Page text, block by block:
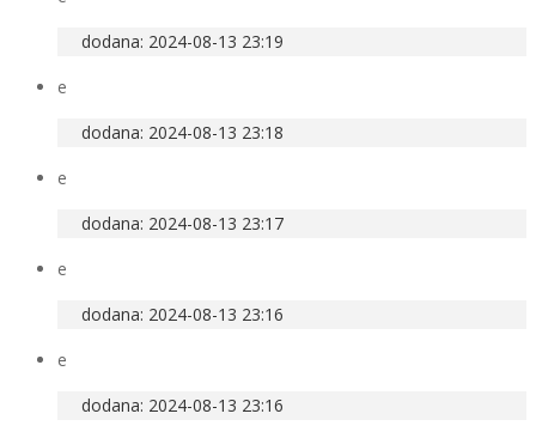
dodana: 2024-08-13 23:19
e
dodana: 2024-08-13 23:18
e
dodana: 2024-08-13 23:17
e
dodana: 2024-08-13 23:16
e
dodana: 2024-08-13 23:16